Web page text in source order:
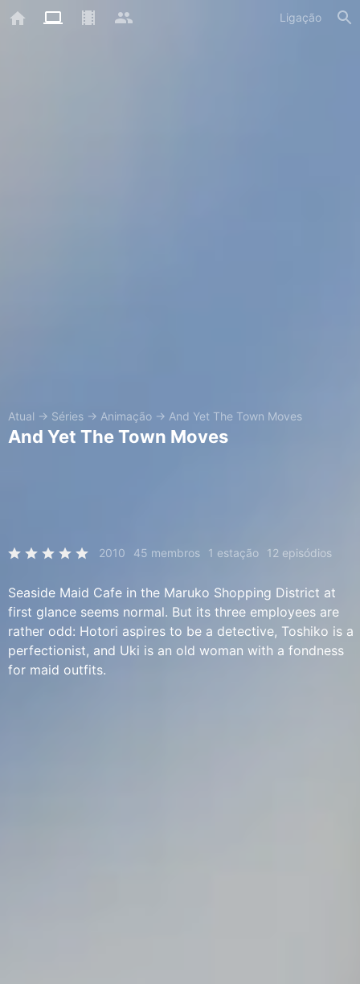
Ligação
Atual → Séries → Animação → And Yet The Town Moves
And Yet The Town Moves
2010 45 membros 1 estação 12 episódios
Seaside Maid Cafe in the Maruko Shopping District at
first glance seems normal. But its three employees are
rather odd: Hotori aspires to be a detective, Toshiko is a
perfectionist, and Uki is an old woman with a fondness
for maid outfits.